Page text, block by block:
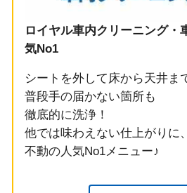
ロイヤル車内クリーニング・
気No1
シートを外して床から天井ま
普段手の届かない箇所も
徹底的に洗浄！
他では味わえない仕上がりに、
不動の人気No1メニュー♪